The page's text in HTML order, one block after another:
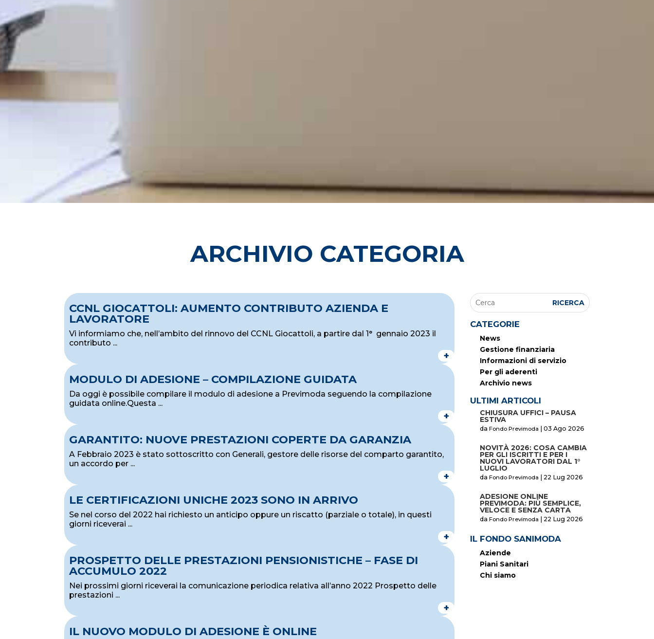
ARCHIVIO CATEGORIA
CCNL GIOCATTOLI: AUMENTO CONTRIBUTO AZIENDA E
LAVORATORE
Vi informiamo che, nell’ambito del rinnovo del CCNL Giocattoli, a partire dal 1° gennaio 2023 il
contributo ...
+
MODULO DI ADESIONE – COMPILAZIONE GUIDATA
Da oggi è possibile compilare il modulo di adesione a Previmoda seguendo la compilazione
guidata online.Questa ...
+
GARANTITO: NUOVE PRESTAZIONI COPERTE DA GARANZIA
A Febbraio 2023 è stato sottoscritto con Generali, gestore delle risorse del comparto garantito,
un accordo per ...
+
LE CERTIFICAZIONI UNICHE 2023 SONO IN ARRIVO
Se nel corso del 2022 hai richiesto un anticipo oppure un riscatto (parziale o totale), in questi
giorni riceverai ...
+
PROSPETTO DELLE PRESTAZIONI PENSIONISTICHE – FASE DI
ACCUMULO 2022
Nei prossimi giorni riceverai la comunicazione periodica relativa all’anno 2022 Prospetto delle
prestazioni ...
+
IL NUOVO MODULO DI ADESIONE È ONLINE
CATEGORIE
News
Gestione finanziaria
Informazioni di servizio
Per gli aderenti
Archivio news
ULTIMI ARTICOLI
CHIUSURA UFFICI – PAUSA
ESTIVA
daFondo Previmoda |03 Ago 2026
NOVITÀ 2026: COSA CAMBIA
PER GLI ISCRITTI E PER I
NUOVI LAVORATORI DAL 1°
LUGLIO
daFondo Previmoda 22 Lug 2026
ADESIONE ONLINE
PREVIMODA: PIÙ SEMPLICE,
VELOCE E SENZA CARTA
daFondo Previmoda 22 Lug 2026
IL FONDO SANIMODA
Aziende
Piani Sanitari
Chi siamo